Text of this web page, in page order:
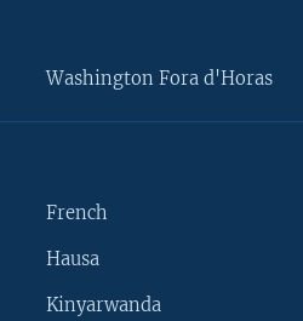
Washington Fora d'Horas
French
Hausa
Kinyarwanda